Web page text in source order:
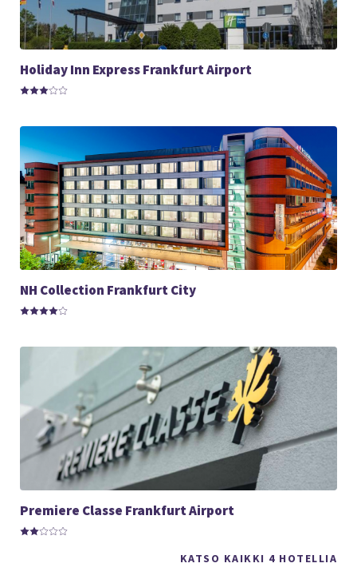
KATSO KAIKKI 4 HOTELLIA
Holiday Inn Express Frankfurt Airport
NH Collection Frankfurt City
Premiere Classe Frankfurt Airport